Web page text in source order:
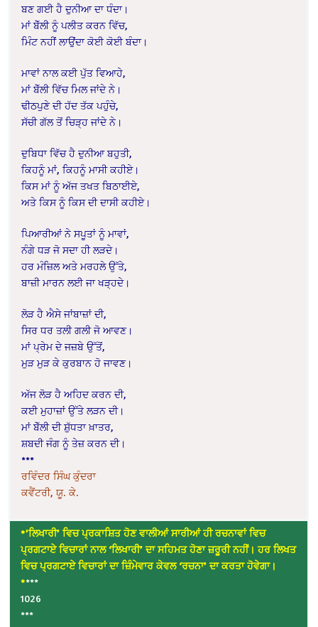
ਬਣ ਗਈ ਹੈ ਦੁਨੀਆ ਦਾ ਧੰਦਾ।
ਮਾਂ ਬੋੱਲੀ ਨੂੰ ਪਲੀਤ ਕਰਨ ਵਿੱਚ,
ਮਿੰਟ ਨਹੀਂ ਲਾਉਂਦਾ ਕੋਈ ਕੋਈ ਬੰਦਾ।
ਮਾਵਾਂ ਨਾਲ ਕਈ ਪੁੱਤ ਵਿਆਹੇ,
ਮਾਂ ਬੋੱਲੀ ਵਿੱਚ ਮਿਲ ਜਾਂਦੇ ਨੇ।
ਢੀਠਪੁਣੇ ਦੀ ਹੱਦ ਤੱਕ ਪਹੁੰਚੇ,
ਸੱਚੀ ਗੱਲ ਤੋਂ ਚਿੜ੍ਹ ਜਾਂਦੇ ਨੇ।
ਦੁਬਿਧਾ ਵਿੱਚ ਹੈ ਦੁਨੀਆ ਬਹੁਤੀ,
ਕਿਹਨੂੰ ਮਾਂ, ਕਿਹਨੂੰ ਮਾਸੀ ਕਹੀਏ।
ਕਿਸ ਮਾਂ ਨੂੰ ਅੱਜ ਤਖਤ ਬਿਠਾਈਏ,
ਅਤੇ ਕਿਸ ਨੂੰ ਕਿਸ ਦੀ ਦਾਸੀ ਕਹੀਏ।
ਪਿਆਰੀਆਂ ਨੇ ਸਪੂਤਾਂ ਨੂੰ ਮਾਵਾਂ,
ਨੰਗੇ ਧੜ ਜੋ ਸਦਾ ਹੀ ਲੜਦੇ।
ਹਰ ਮੰਜ਼ਿਲ ਅਤੇ ਮਰਹਲੇ ਉੱਤੇ,
ਬਾਜ਼ੀ ਮਾਰਨ ਲਈ ਜਾ ਖੜ੍ਹਦੇ।
ਲੋੜ ਹੈ ਐਸੇ ਜਾਂਬਾਜ਼ਾਂ ਦੀ,
ਸਿਰ ਧਰ ਤਲੀ ਗਲੀ ਜੋ ਆਵਣ।
ਮਾਂ ਪ੍ਰੇਮ ਦੇ ਜਜ਼ਬੇ ਉੱਤੋਂ,
ਮੁੜ ਮੁੜ ਕੇ ਕੁਰਬਾਨ ਹੋ ਜਾਵਣ।
ਅੱਜ ਲੋੜ ਹੈ ਅਹਿਦ ਕਰਨ ਦੀ,
ਕਈ ਮੁਹਾਜ਼ਾਂ ਉੱਤੇ ਲੜਨ ਦੀ।
ਮਾਂ ਬੋੱਲੀ ਦੀ ਸ਼ੁੱਧਤਾ ਖ਼ਾਤਰ,
ਸ਼ਬਦੀ ਜੰਗ ਨੂੰ ਤੇਜ਼ ਕਰਨ ਦੀ।
***
ਰਵਿੰਦਰ ਸਿੰਘ ਕੁੰਦਰਾ
ਕਵੈਂਟਰੀ, ਯੂ. ਕੇ.
*’ਲਿਖਾਰੀ’ ਵਿਚ ਪ੍ਰਕਾਸ਼ਿਤ ਹੋਣ ਵਾਲੀਆਂ ਸਾਰੀਆਂ ਹੀ ਰਚਨਾਵਾਂ ਵਿਚ
ਪ੍ਰਗਟਾਏ ਵਿਚਾਰਾਂ ਨਾਲ ‘ਲਿਖਾਰੀ’ ਦਾ ਸਹਿਮਤ ਹੋਣਾ ਜ਼ਰੂਰੀ ਨਹੀਂ। ਹਰ ਲਿਖਤ
ਵਿਚ ਪ੍ਰਗਟਾਏ ਵਿਚਾਰਾਂ ਦਾ ਜ਼ਿੰਮੇਵਾਰ ਕੇਵਲ ‘ਰਚਨਾ’ ਦਾ ਕਰਤਾ ਹੋਵੇਗਾ।
****
1026
***